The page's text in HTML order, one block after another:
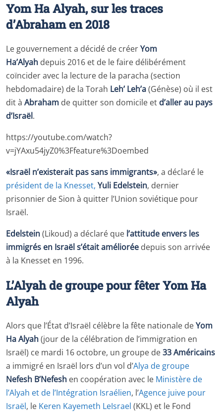
Yom Ha Alyah, sur les traces
d’Abraham en 2018
Le gouvernement a décidé de créerYom
Ha’Alyah depuis 2016 et de le faire délibérément
coïncider avec la lecture de la paracha (section
hebdomadaire) de la Torah Leh’ Leh’a(Génèse) où il est
dit à Abraham de quitter son domicile et d’aller au pays
d’Israël.
https://youtube.com/watch?
v=jYAxu54jyZ0%3Ffeature%3Doembed
«Israël n’existerait pas sans immigrants», a déclaré le
président de la Knesset, Yuli Edelstein, dernier
prisonnier de Sion à quitter l’Union soviétique pour
Israël.
Edelstein(Likoud) a déclaré que l’attitude envers les
immigrés en Israël s’était améliorée depuis son arrivée
à la Knesset en 1996.
L’Alyah de groupe pour fêter Yom Ha
Alyah
Alors que l’État d’Israël célèbre la fête nationale deYom
Ha Alyah(jour de la célébration de l’immigration en
Israël) ce mardi 16 octobre, un groupe de33 Américains
a immigré en Israël lors d’un vol d’Alya de groupe
Nefesh B’Nefesh en coopération avec le Ministère de
l’Alyah et de l’Intégration Israélien, l’Agence juive pour
Israël, le Keren Kayemeth LeIsrael (KKL) et le Fond